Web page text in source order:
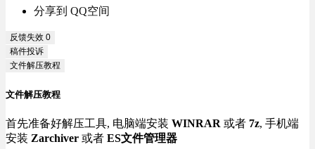
分享到 QQ空间
反馈失效 0
稿件投诉
文件解压教程
文件解压教程
首先准备好解压工具, 电脑端安装 WINRAR 或者 7z, 手机端
安装 Zarchiver 或者 ES文件管理器